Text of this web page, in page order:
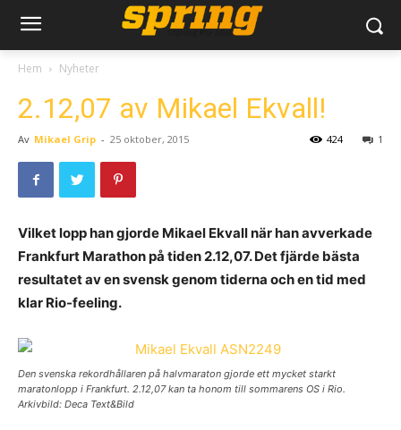
Hem Nyheter
2.12,07 av Mikael Ekvall!
Av Mikael Grip - 25 oktober, 2015 1
424
Vilket lopp han gjorde Mikael Ekvall när han avverkade
Frankfurt Marathon på tiden 2.12,07. Det fjärde bästa
resultatet av en svensk genom tiderna och en tid med
klar Rio-feeling.
Den svenska rekordhållaren på halvmaraton gjorde ett mycket starkt
maratonlopp i Frankfurt. 2.12,07 kan ta honom till sommarens OS i Rio.
Arkivbild: Deca Text&Bild